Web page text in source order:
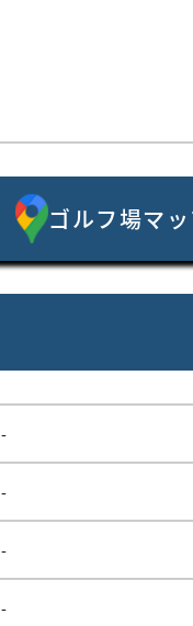
ゴルフ場マ
-
-
-
-